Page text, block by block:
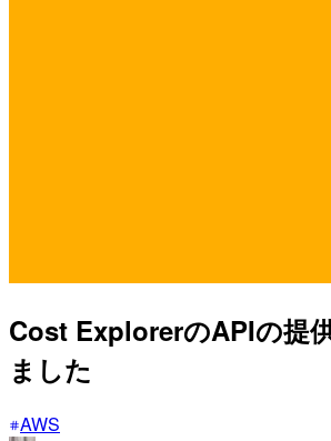
Cost ExplorerのAPIの提
ました
AWS